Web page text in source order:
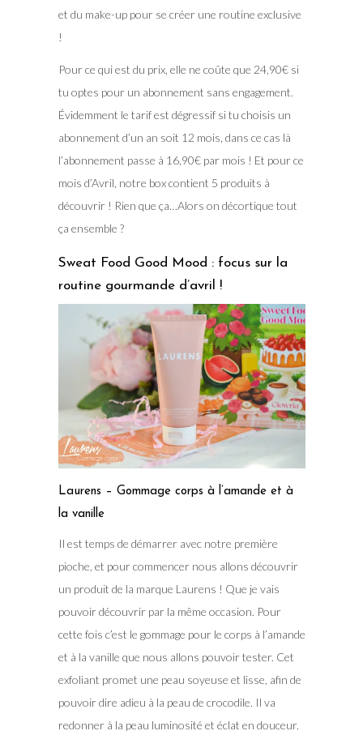
et du make-up pour se créer une routine exclusive
!
Pour ce qui est du prix, elle ne coûte que 24,90€ si
tu optes pour un abonnement sans engagement.
Évidemment le tarif est dégressif si tu choisis un
abonnement d’un an soit 12 mois, dans ce cas là
l’abonnement passe à 16,90€ par mois ! Et pour ce
mois d’Avril, notre box contient 5 produits à
découvrir ! Rien que ça…Alors on décortique tout
ça ensemble ?
Sweat Food Good Mood : focus sur la
routine gourmande d’avril !
Laurens – Gommage corps à l’amande et à
la vanille
Il est temps de démarrer avec notre première
pioche, et pour commencer nous allons découvrir
un produit de la marque Laurens ! Que je vais
pouvoir découvrir par la même occasion. Pour
cette fois c’est le gommage pour le corps à l’amande
et à la vanille que nous allons pouvoir tester. Cet
exfoliant promet une peau soyeuse et lisse, afin de
pouvoir dire adieu à la peau de crocodile. Il va
redonner à la peau luminosité et éclat en douceur.